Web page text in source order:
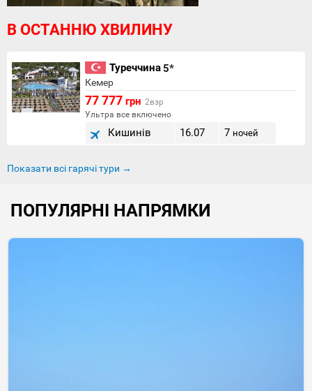
В ОСТАННЮ ХВИЛИНУ
Туреччина5*
Кемер
77 777 грн 2взр
Ультра все включено
Кишинів 16.07 7 ночей
Показати всі гарячі тури →
ПОПУЛЯРНІ НАПРЯМКИ